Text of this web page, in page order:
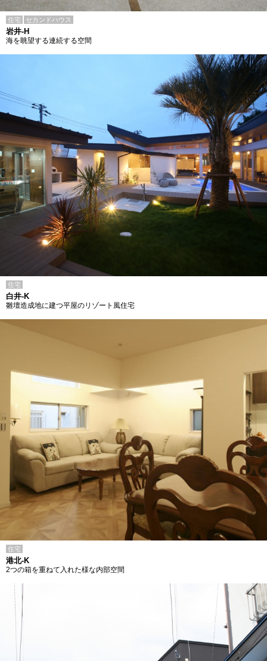
住宅 セカンドハウス
岩井-H
海を眺望する連続する空間
住宅
白井-K
雛壇造成地に建つ平屋のリゾート風住宅
住宅
港北-K
2つの箱を重ねて入れた様な内部空間